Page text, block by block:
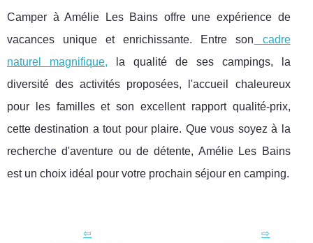
Camper à Amélie Les Bains offre une expérience de
vacances unique et enrichissante. Entre son cadre
naturel magnifique, la qualité de ses campings, la
diversité des activités proposées, l'accueil chaleureux
pour les familles et son excellent rapport qualité-prix,
cette destination a tout pour plaire. Que vous soyez à la
recherche d'aventure ou de détente, Amélie Les Bains
est un choix idéal pour votre prochain séjour en camping.